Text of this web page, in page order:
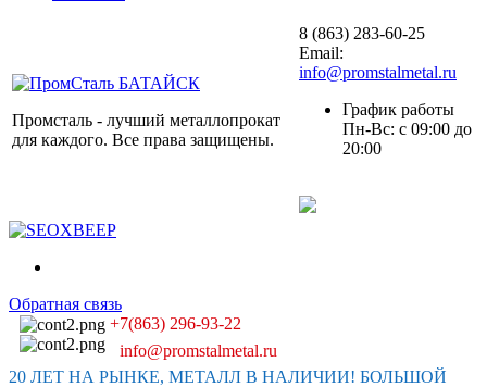
Промсталь - лучший металлопрокат
для каждого. Все права защищены.
8 (863) 283-60-25
Email:
info@promstalmetal.ru
График работы
Пн-Вс: с 09:00 до
20:00
Обратная связь
+7(863) 296-93-22
info@promstalmetal.ru
20 ЛЕТ НА РЫНКЕ, МЕТАЛЛ В НАЛИЧИИ! БОЛЬШОЙ